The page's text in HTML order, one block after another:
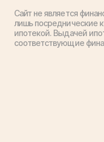
Сайт не является
лишь посреднические
ипотекой. Выдачей
соответствующие